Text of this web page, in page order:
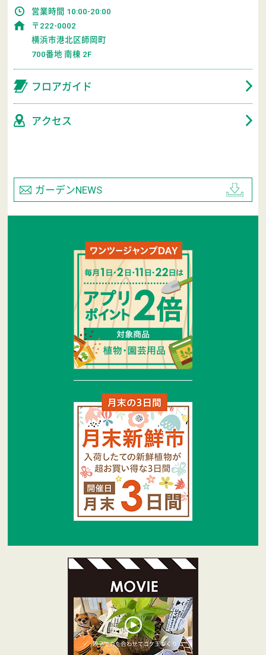
営業時間 10:00-20:00
〒222-0002
横浜市港北区師岡町
700番地 南棟 2F
フロアガイド
アクセス
ガーデンNEWS